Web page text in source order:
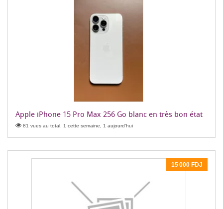
Apple iPhone 15 Pro Max 256 Go blanc en très bon état
81 vues au total, 1 cette semaine, 1 aujourd'hui
15 000 FDJ